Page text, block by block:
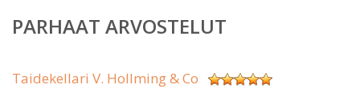
PARHAAT ARVOSTELUT
Taidekellari V. Hollming & Co